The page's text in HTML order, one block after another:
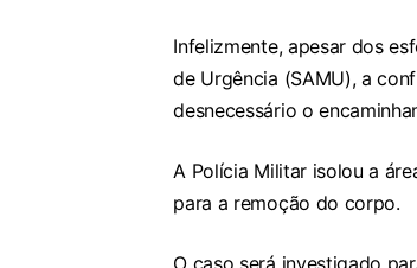
Infelizmente, apesar dos
de Urgência (SAMU), a
desnecessário o
A Polícia Militar isolou a
para a remoção do corpo.